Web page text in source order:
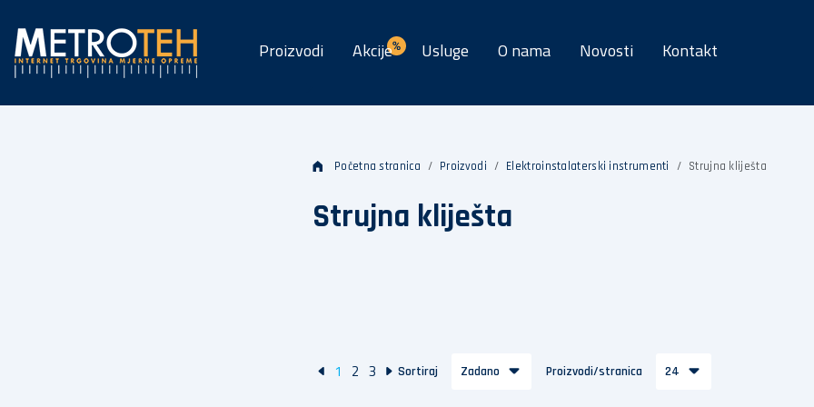
Proizvodi Akcije Usluge O nama Novosti Kontakt
Početna stranica Proizvodi Elektroinstalaterski instrumenti Strujna kliješta
Strujna kliješta
1 2 3 Sortiraj Zadano Proizvodi/stranica 24